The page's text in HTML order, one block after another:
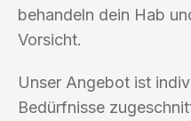
behandeln dein Hab
Vorsicht.
Unser Angebot ist
Bedürfnisse